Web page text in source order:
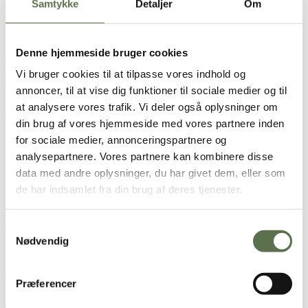
Samtykke Detaljer Om
Denne hjemmeside bruger cookies
Vi bruger cookies til at tilpasse vores indhold og
annoncer, til at vise dig funktioner til sociale medier og til
at analysere vores trafik. Vi deler også oplysninger om
din brug af vores hjemmeside med vores partnere inden
for sociale medier, annonceringspartnere og
analysepartnere. Vores partnere kan kombinere disse
data med andre oplysninger, du har givet dem, eller som
de har indsamlet fra din brug af deres tjenester.
Nødvendig
Præferencer
Opskrift
2 personer
Pandekager
125 g Valsemøllen Dansk Hvedemel
1 spsk. ahornsirup
2,5 dl rødbedesaft
¼ dl ingefærshot/saft
1 tsk. stødt. kommen
½ stk. salt
1 tsk. bagepulver
Smør til stegning
1 blomme
Brugt i opskriften